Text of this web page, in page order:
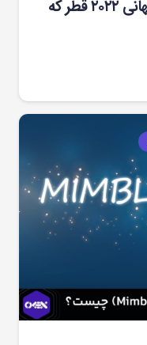
ارزهای دیجیتال حامی جام جهانی ۲۰۲۲ قطر که